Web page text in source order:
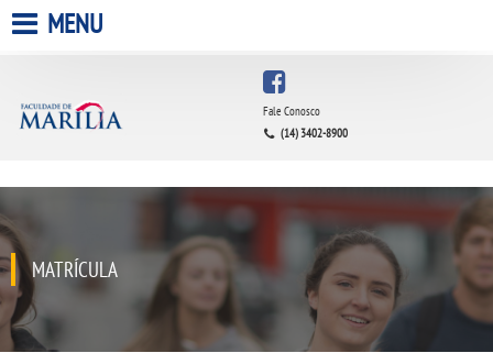
QUEM SOMOS
MENU
Fale Conosco
(14) 3402-8900
MATRÍCULA